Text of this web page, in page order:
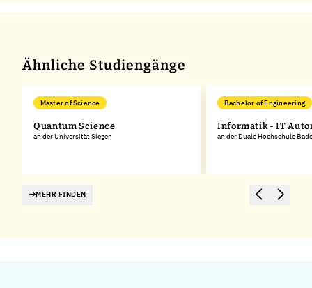
Ähnliche Studiengänge
Master of Science
Quantum Science
an der Universität Siegen
Bachelor of Engineering
Informatik - IT
an der Duale Hochschule
MEHR FINDEN